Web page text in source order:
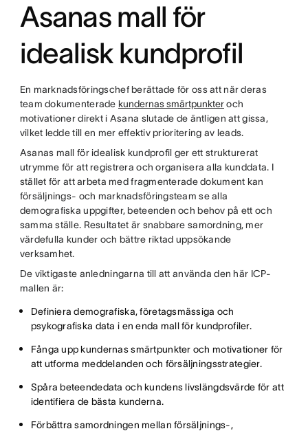
Asanas mall för
idealisk kundprofil
En marknadsföringschef berättade för oss att när deras
team dokumenterade kundernas smärtpunkteroch
motivationer direkt i Asana slutade de äntligen att gissa,
vilket ledde till en mer effektiv prioritering av leads.
Asanas mall för idealisk kundprofil ger ett strukturerat
utrymme för att registrera och organisera alla kunddata. I
stället för att arbeta med fragmenterade dokument kan
försäljnings- och marknadsföringsteam se alla
demografiska uppgifter, beteenden och behov på ett och
samma ställe. Resultatet är snabbare samordning, mer
värdefulla kunder och bättre riktad uppsökande
verksamhet.
De viktigaste anledningarna till att använda den här ICP-
mallen är:
Definiera demografiska, företagsmässiga och
psykografiska data i en enda mall för kundprofiler.
Fånga upp kundernas smärtpunkter och motivationer för
att utforma meddelanden och försäljningsstrategier.
Spåra beteendedata och kundens livslängdsvärde för att
identifiera de bästa kunderna.
Förbättra samordningen mellan försäljnings-,